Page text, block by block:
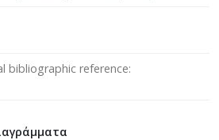
bibliographic reference